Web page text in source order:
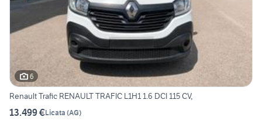
6
Renault Trafic RENAULT TRAFIC L1H1 1.6 DCI 115 CV,
13.499 €Licata (AG)